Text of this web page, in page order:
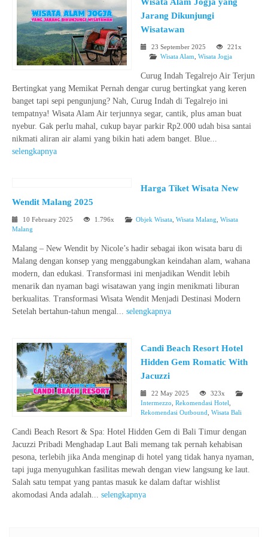
Jarang Dikunjungi
Wisatawan
23 September 2025
221x
Wisata Alam Wisata Jogja
Curug Indah Tegalrejo Air Terjun
Bertingkat yang Memikat Pernah dengar curug bertingkat yang keren
banget tapi sepi pengunjung? Nah, Curug Indah di Tegalrejo ini
tempatnya! Wisata Alam Air terjunnya segar, cantik, plus aman buat
nyebur. Gak perlu mahal, cukup bayar parkir Rp2.000 udah bisa santai
nikmati aliran air alami yang bikin hati adem banget. Blue...
selengkapnya
Harga Tiket Wisata New
Wendit Malang 2025
10 February 2025 1.796x Objek Wisata Wisata Malang Wisata
Malang
Malang – New Wendit by Nicole’s hadir sebagai ikon wisata baru di
Malang dengan konsep yang menggabungkan keindahan alam, wahana
modern, dan edukasi. Transformasi ini menjadikan Wendit lebih
menarik dan nyaman bagi wisatawan yang ingin menikmati liburan
berkualitas. Transformasi Wisata Wendit Menjadi Destinasi Modern
Setelah bertahun-tahun mengal... selengkapnya
Candi Beach Resort Hotel
Hidden Gem Romatic With
Jacuzzi
22 May 2025
323x
Intermezzo Rekomendasi Hotel
Rekomendasi Outbound Wisata Bali
Candi Beach Resort & Spa: Hotel Hidden Gem di Bali Timur dengan
Jacuzzi Pribadi Menghadap Laut Bali memang tak pernah kehabisan
pesona, terlebih jika Anda menginap di hotel yang tidak hanya nyaman,
tapi juga menyuguhkan fasilitas mewah dengan view langsung ke laut.
Salah satu tempat yang pantas masuk ke dalam daftar wishlist
akomodasi Anda adalah... selengkapnya